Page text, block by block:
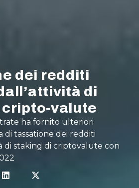
dei redditi
di
valute
ha fornito ulteriori
di tassatione dei redditi
di staking di criptovalute con